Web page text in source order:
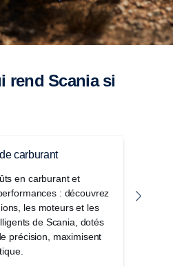
carburant
en carburant et
: découvrez
les moteurs et les
de Scania, dotés
précision, maximisent